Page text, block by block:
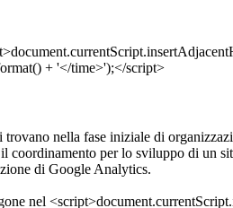
nella fase iniziale di
per lo sviluppo di un
di Google Analytics.